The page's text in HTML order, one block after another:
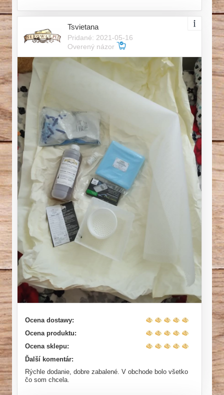
Tsvietana
Pridané: 2021-05-16
Overený názor
Ocena dostawy:
Ocena produktu:
Ocena sklepu:
Ďalší komentár:
Rýchle dodanie, dobre zabalené. V obchode bolo všetko
čo som chcela.